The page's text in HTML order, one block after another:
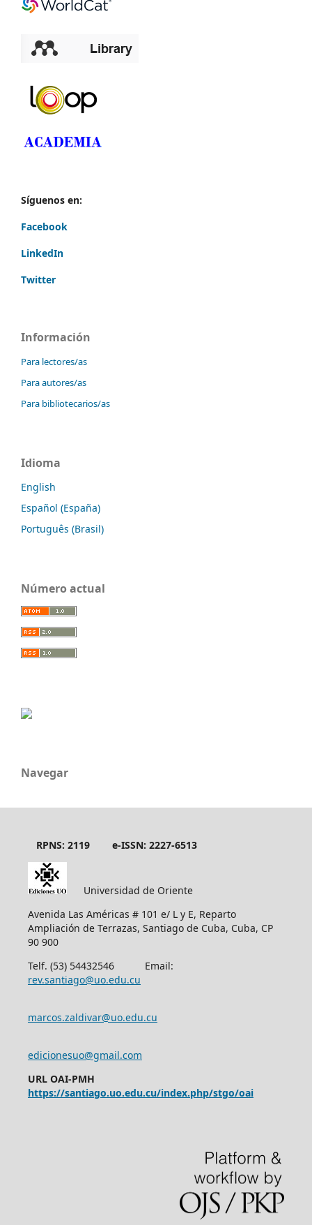
Síguenos en:
Facebook
LinkedIn
Twitter
Información
Para lectores/as
Para autores/as
Para bibliotecarios/as
Idioma
English
Español (España)
Português (Brasil)
Número actual
Navegar
RPNS: 2119 e-ISSN: 2227-6513
Universidad de Oriente
Avenida Las Américas # 101 e/ L y E, Reparto
Ampliación de Terrazas, Santiago de Cuba, Cuba, CP
90 900
Telf. (53) 54432546 Email:
rev.santiago@uo.edu.cu
marcos.zaldivar@uo.edu.cu
edicionesuo@gmail.com
URL OAI-PMH
https://santiago.uo.edu.cu/index.php/stgo/oai